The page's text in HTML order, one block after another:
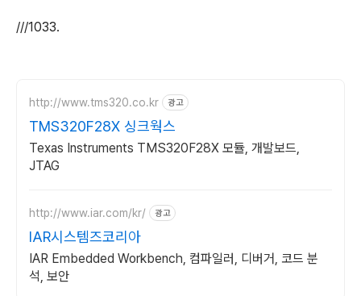
///1033.
http://www.tms320.co.kr 광고
TMS320F28X 싱크웍스
Texas Instruments TMS320F28X 모듈, 개발보드,
JTAG
http://www.iar.com/kr/ 광고
IAR시스템즈코리아
IAR Embedded Workbench, 컴파일러, 디버거, 코드 분
석, 보안